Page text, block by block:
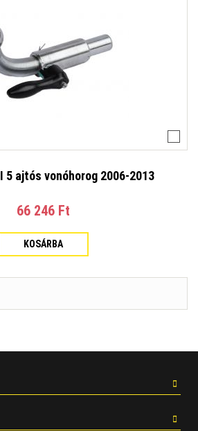
5 ajtós vonóhorog 2006-2013
66 246 Ft‎
KOSÁRBA